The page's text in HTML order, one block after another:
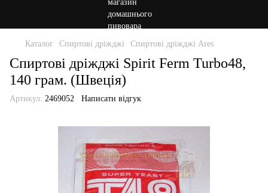
Каталог Спиртові дріжджі Спиртові дріжджі Ares
Спиртові дріжджі Spirit Ferm Turbo48,
140 грам. (Швеція)
Артикул: 2469052 Написати відгук